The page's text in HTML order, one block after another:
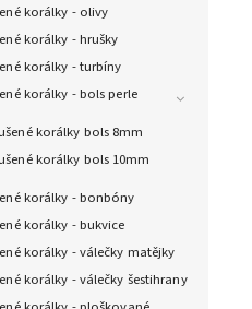
korálky - olivy
korálky - hrušky
korálky - turbíny
korálky - bols perle
korálky bols 8mm
korálky bols 10mm
korálky - bonbóny
korálky - bukvice
korálky - válečky matějky
korálky - válečky šestihrany